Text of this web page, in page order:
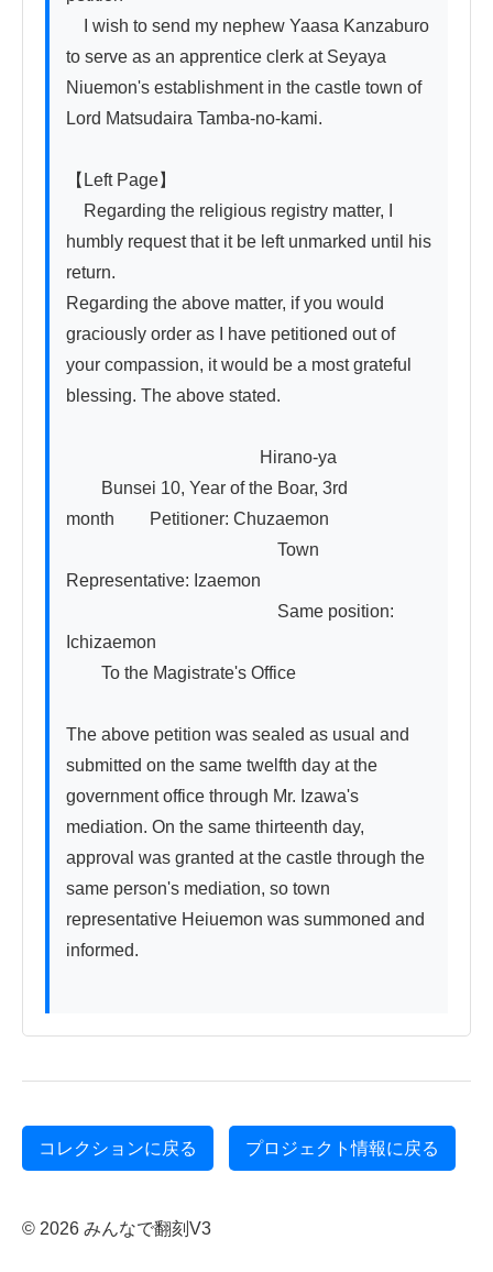
I wish to send my nephew Yaasa Kanzaburo
to serve as an apprentice clerk at Seyaya
Niuemon's establishment in the castle town of
Lord Matsudaira Tamba-no-kami.
【Left Page】
Regarding the religious registry matter, I
humbly request that it be left unmarked until his
return.
Regarding the above matter, if you would
graciously order as I have petitioned out of
your compassion, it would be a most grateful
blessing. The above stated.
Hirano-ya
Bunsei 10, Year of the Boar, 3rd
month　　Petitioner: Chuzaemon
Town
Representative: Izaemon
Same position:
Ichizaemon
To the Magistrate's Office
The above petition was sealed as usual and
submitted on the same twelfth day at the
government office through Mr. Izawa's
mediation. On the same thirteenth day,
approval was granted at the castle through the
same person's mediation, so town
representative Heiuemon was summoned and
informed.
コレクションに戻る プロジェクト情報に戻る
© 2026 みんなで翻刻V3